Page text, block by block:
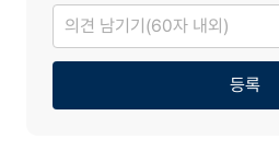
의
견
남
기
등록